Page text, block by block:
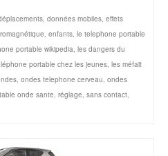
, données mobiles, effets
, enfants, le telephone portable
portable wikipedia, les dangers du
portable chez les jeunes, les méfait
, ondes telephone cerveau, ondes
onde sante, réglage, sans contact,